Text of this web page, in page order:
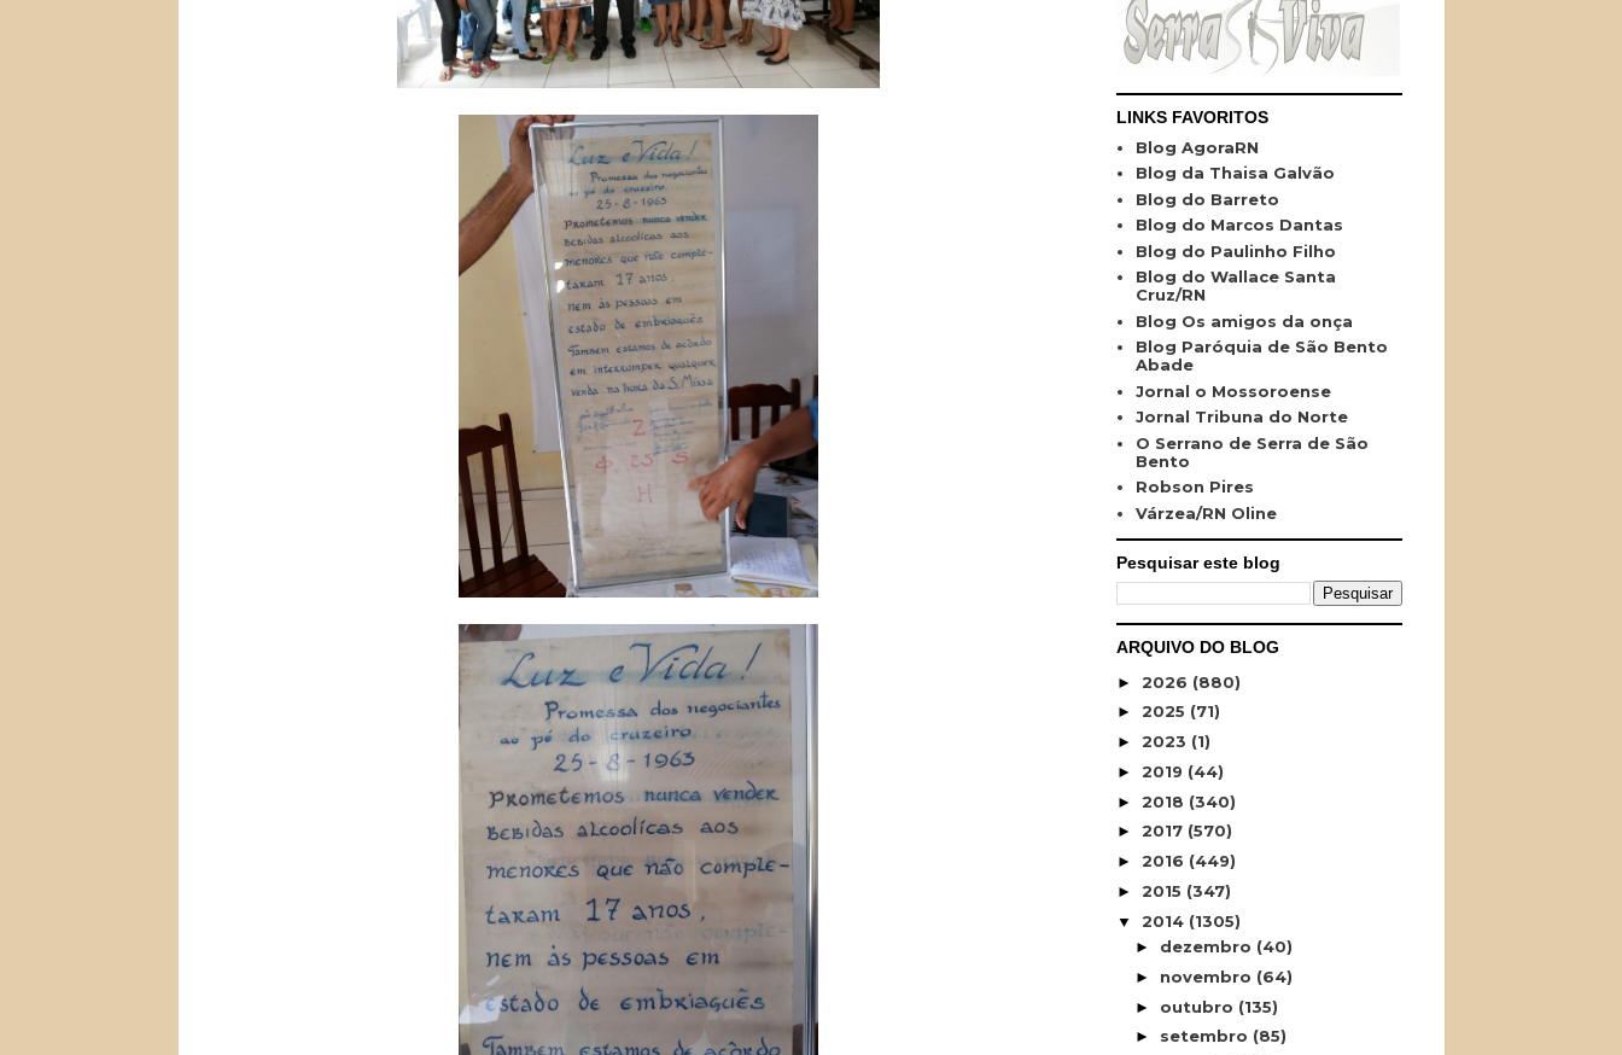
LINKS FAVORITOS
Blog AgoraRN
Blog da Thaisa Galvão
Blog do Barreto
Blog do Marcos Dantas
Blog do Paulinho Filho
Blog do Wallace Santa
Cruz/RN
Blog Os amigos da onça
Blog Paróquia de São Bento
Abade
Jornal o Mossoroense
Jornal Tribuna do Norte
O Serrano de Serra de São
Bento
Robson Pires
Várzea/RN Oline
Pesquisar este blog
ARQUIVO DO BLOG
► 2026 (880)
► 2025 (71)
► 2023 (1)
► 2019 (44)
► 2018 (340)
► 2017 (570)
► 2016 (449)
► 2015 (347)
▼ 2014 (1305)
► dezembro (40)
► novembro (64)
► outubro (135)
► setembro (85)